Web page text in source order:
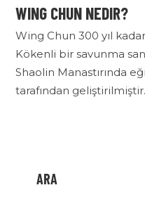
WING CHUN NEDIR?
Wing Chun 300 yıl
Kökenli bir savunma
Shaolin Manastırında
tarafından
ARA